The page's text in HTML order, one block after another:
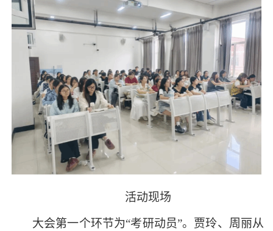
活动现场
大会第一个环节为“考研动员”。贾玲、周丽从